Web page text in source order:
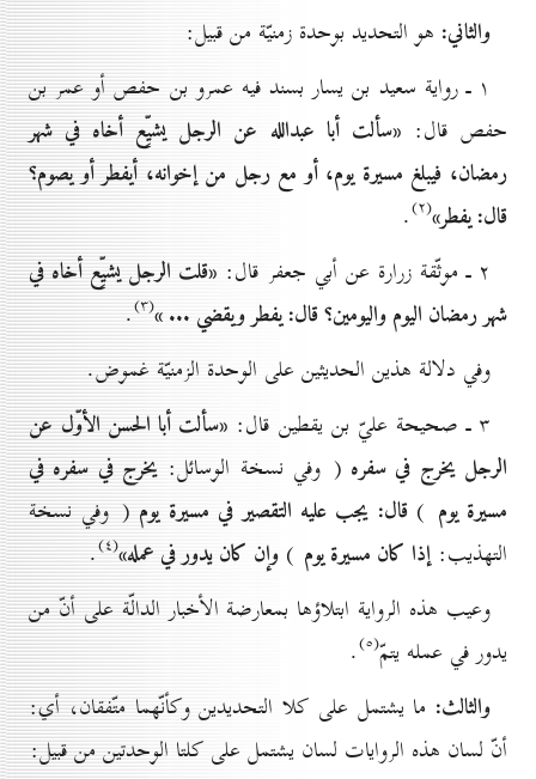
والثاني: هو التحديد بوحدة زمنيّة من قبيل:
۱ ـ رواية سعيد بن يسار بسند فيه عمرو بن حفص أو عمر بن
حفص قال: «سألت أبا عبدالله عن الرجل يشيِّع أخاه في شهر
رمضان، فيبلغ مسيرة يوم، أو مع رجل من إخوانه، أيفطر أو يصوم؟
قال: يفطر»(۲) .
۲ ـ موثّقة زرارة عن أبي جعفر قال:
«قلت الرجل يشيِّع أخاه في
شهر رمضان اليوم واليومين؟ قال: يفطر ويقضي ... »(۳) .
وفي دلالة هذين الحديثين على الوحدة الزمنيّة غموض.
۳ ـ صحيحة عليّ بن يقطين قال:
«سألت أبا الحسن الأوّلعن
الرجل يخرج في سفره ( وفي نسخة الوسائل: يخرج في سفره في
مسيرة يوم ) قال: يجب عليه التقصير في مسيرة يوم ( وفي نسخة
التهذيب:إذا كان مسيرة يوم ) وإن كان يدور في عمله»(٤) .
وعيب هذه الرواية ابتلاؤها بمعارضة الأخبار الدالّة على أنّ من
يدور في عمله يتمّ(٥) .
والثالث: ما يشتمل على كلا التحديدين وكأنّهما متّفقان، أي:
أنّ لسان هذه الروايات لسان يشتمل على كلتا الوحدتين من قبيل: